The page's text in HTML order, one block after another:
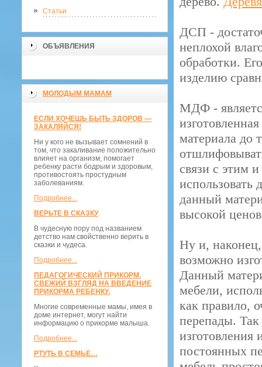
Статьи
ОБЪЯВЛЕНИЯ
МОЛОДЫМ МАМАМ
ЕСЛИ ХОЧЕШЬ БЫТЬ ЗДОРОВ —
ЗАКАЛЯЙСЯ!
Ни у кого не вызывает сомнений в
том, что закаливание положительно
влияет на организм, помогает
ребенку расти бодрым и здоровым,
противостоять простудным
заболеваниям.
Подробнее...
ВЕРЬТЕ В СКАЗКУ
В чудесную пору под названием
детство нам свойственно верить в
сказки и чудеса.
Подробнее...
ПЕДАГОГИЧЕСКИЙ ПРИКОРМ.
СВЕЖИЙ ВЗГЛЯД НА ВВЕДЕНИЕ
ПРИКОРМА РЕБЕНКУ.
Многие современные мамы, имея в
доме интернет, могут найти
информацию о прикорме малыша.
Подробнее...
РТУТЬ В СЕМЬЕ…
ДСП -
неплохой
обработки.
изделию
МДФ -
материала до
связи с этим
данный
высокой
Ну и, наконец,
возможно
Данный
мебели,
как правило,
перепады. Так
изготовления
постоянных